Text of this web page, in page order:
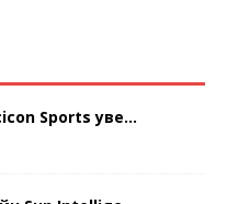
Sports уве...